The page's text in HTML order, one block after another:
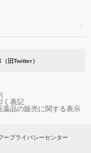
（旧Twitter）
く表記
薬品の販売に関する表示
ープライバシーセンター